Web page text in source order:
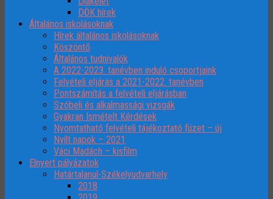
DÖK hírek
Általános iskolásoknak
Hírek általános iskolásoknak
Köszöntő
Általános tudnivalók
A 2022-2023. tanévben induló csoportjaink
Felvételi eljárás a 2021-2022. tanévben
Pontszámítás a felvételi eljárásban
Szóbeli és alkalmassági vizsgák
Gyakran Ismételt Kérdések
Nyomtatható felvételi tájékoztató füzet – új
Nyílt napok – 2021
Váci Madách – kisfilm
Elnyert pályázatok
Határtalanul-Székelyudvarhely
2018